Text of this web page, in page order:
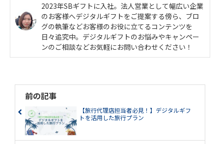
2023年SBギフトに入社。法人営業として幅広い企業
のお客様へデジタルギフトをご提案する傍ら、ブロ
グの執筆などお客様のお役に立てるコンテンツを
日々追究中。デジタルギフトのお悩みやキャンペー
ンのご相談などお気軽にお問い合わせください！
前の記事
【旅行代理店担当者必見！】デジタルギフ
トを活用した旅行プラン